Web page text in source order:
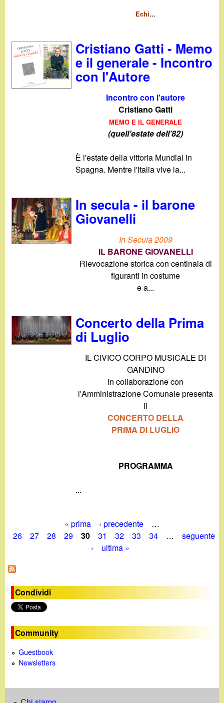
Echi...
Cristiano Gatti - Memo
e il generale - Incontro
con l'Autore
Incontro con l'autore
Cristiano Gatti
MEMO E IL GENERALE
(quell’estate dell’82)
È l'estate della vittoria Mundial in
Spagna. Mentre l'Italia vive la...
In secula - il barone
Giovanelli
In Secula 2009
IL BARONE GIOVANELLI
Rievocazione storica con centinaia di
figuranti in costume
e a...
Concerto della Prima
di Luglio
IL CIVICO CORPO MUSICALE DI
GANDINO
in collaborazione con
l'Amministrazione Comunale presenta
il
CONCERTO DELLA
PRIMA DI LUGLIO
PROGRAMMA
...
P
g
i
n
e
« prima ‹ precedente
…
26
27 28 29 30 31 32 33 34 …
seguente
›
ultima »
Condividi
Community
Guestbook
Newsletters